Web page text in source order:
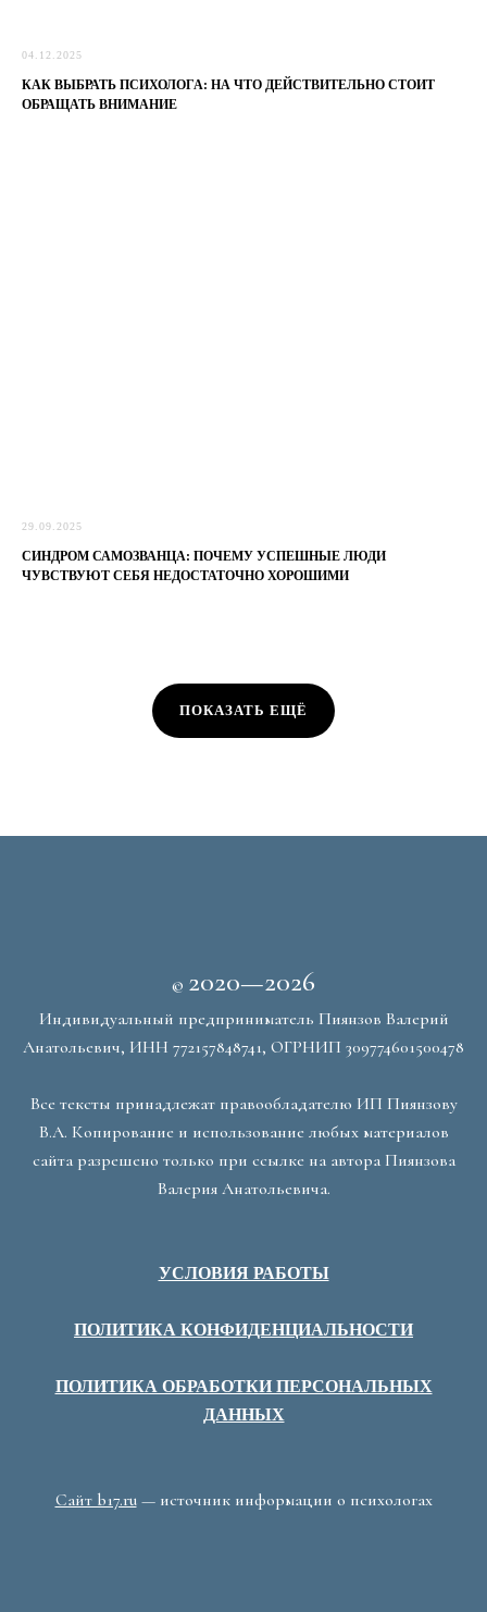
04.12.2025
КАК ВЫБРАТЬ ПСИХОЛОГА: НА ЧТО ДЕЙСТВИТЕЛЬНО СТОИТ
ОБРАЩАТЬ ВНИМАНИЕ
29.09.2025
СИНДРОМ САМОЗВАНЦА: ПОЧЕМУ УСПЕШНЫЕ ЛЮДИ
ЧУВСТВУЮТ СЕБЯ НЕДОСТАТОЧНО ХОРОШИМИ
ПОКАЗАТЬ ЕЩЁ
© 2020—2026
Индивидуальный предприниматель Пиянзов Валерий
Анатольевич, ИНН 772157848741, ОГРНИП 309774601500478
Все тексты принадлежат правообладателю ИП Пиянзову
В.А. Копирование и использование любых материалов
сайта разрешено только при ссылке на автора Пиянзова
Валерия Анатольевича.
УСЛОВИЯ РАБОТЫ
ПОЛИТИКА КОНФИДЕНЦИАЛЬНОСТИ
ПОЛИТИКА ОБРАБОТКИ ПЕРСОНАЛЬНЫХ
ДАННЫХ
Сайт b17.ru— источник информации о психологах